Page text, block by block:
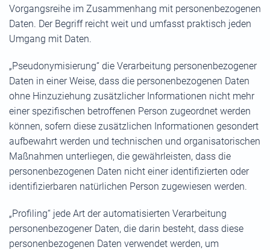
Vorgangsreihe im Zusammenhang mit personenbezogenen
Daten. Der Begriff reicht weit und umfasst praktisch jeden
Umgang mit Daten.
„Pseudonymisierung“ die Verarbeitung personenbezogener
Daten in einer Weise, dass die personenbezogenen Daten
ohne Hinzuziehung zusätzlicher Informationen nicht mehr
einer spezifischen betroffenen Person zugeordnet werden
können, sofern diese zusätzlichen Informationen gesondert
aufbewahrt werden und technischen und organisatorischen
Maßnahmen unterliegen, die gewährleisten, dass die
personenbezogenen Daten nicht einer identifizierten oder
identifizierbaren natürlichen Person zugewiesen werden.
„Profiling“ jede Art der automatisierten Verarbeitung
personenbezogener Daten, die darin besteht, dass diese
personenbezogenen Daten verwendet werden, um